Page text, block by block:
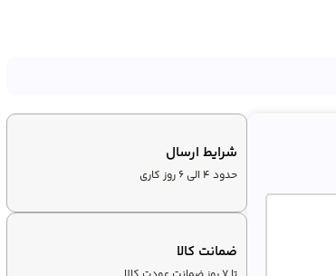
شرایط ارسال
حدود 4 الی 6 روز کاری
ضمانت کالا